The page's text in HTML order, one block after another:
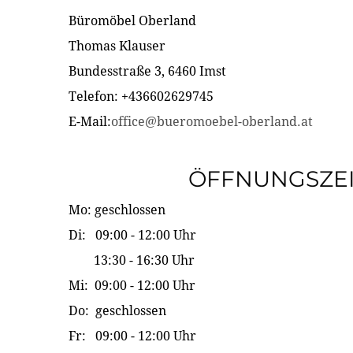
Büromöbel Oberland
Thomas Klauser
Bundesstraße 3, 6460 Imst
Telefon: +436602629745
E-Mail:office@bueromoebel-oberland.at
Mo: geschlossen
Di: 09:00 - 12:00 Uhr
13:30 - 16:30 Uhr
Mi: 09:00 - 12:00 Uhr
Do: geschlossen
Fr: 09:00 - 12:00 Uhr